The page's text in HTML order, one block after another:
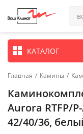
КАТАЛОГ
Главная / Камины /
Aurora RTFP/
42/40/36,